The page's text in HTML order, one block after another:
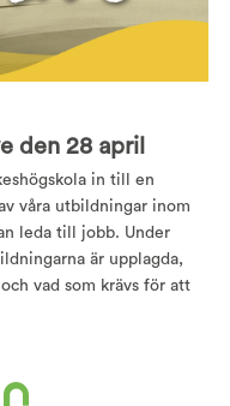
den 28 april
in till en
våra utbildningar inom
leda till jobb. Under
är upplagda,
vad som krävs för att